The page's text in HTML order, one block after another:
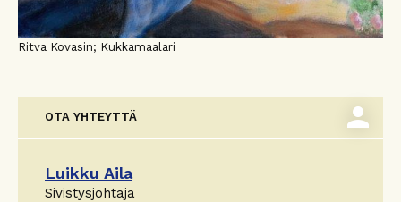
Ritva Kovasin; Kukkamaalari
OTA YHTEYTTÄ person
Luikku Aila
Sivistysjohtaja